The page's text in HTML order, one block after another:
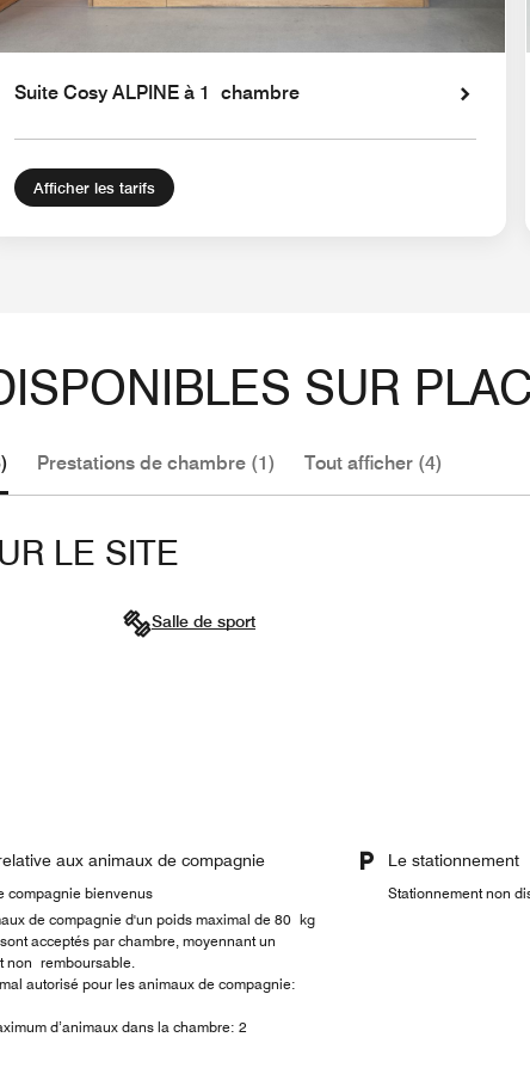
Suite Cosy ALPINE à 1 chambre
Afficher les tarifs
SUR
Prestations de chambre (1) Tout afficher (4)
LE SITE
Salle de sport
aux animaux de compagnie
compagnie bienvenus
de compagnie d'un poids maximal de 80 kg
acceptés par chambre, moyennant un
non remboursable.
autorisé pour les animaux de compagnie:
d’animaux dans la chambre: 2
Le stationnement
Stationnement non